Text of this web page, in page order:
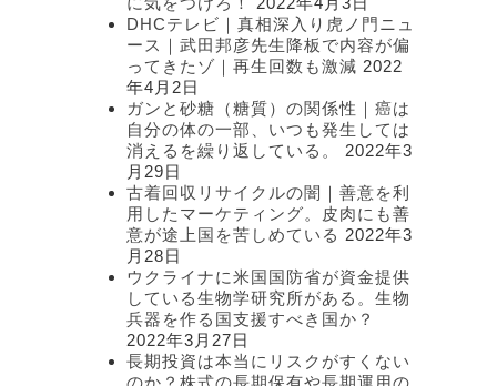
DHCテレビ｜真相深入り虎ノ門ニュ
ース｜武田邦彦先生降板で内容が偏
ってきたゾ｜再生回数も激減 2022
年4月2日
ガンと砂糖（糖質）の関係性｜癌は
自分の体の一部、いつも発生しては
消えるを繰り返している。
2022年3
月29日
古着回収リサイクルの闇｜善意を利
用したマーケティング。皮肉にも善
意が途上国を苦しめている 2022年3
月28日
ウクライナに米国国防省が資金提供
している生物学研究所がある。生物
兵器を作る国支援すべき国か？
2022年3月27日
長期投資は本当にリスクがすくない
のか？株式の長期保有や長期運用の